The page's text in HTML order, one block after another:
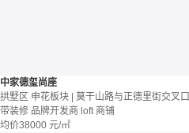
中家德玺尚座
拱墅区 申花板块 | 莫干山路与正德里街交叉口
带装修 品牌开发商 loft 商铺
均价38000 元/㎡